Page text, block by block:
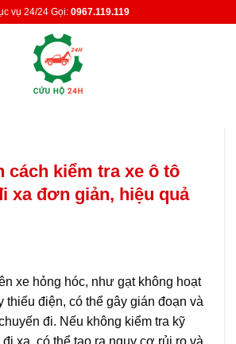
vụ 24/24 Gọi: 0967.119.119
cách kiểm tra xe ô tô
xa đơn giản, hiệu quả
xe hỏng hóc, như gạt không hoạt
thiếu điện, có thể gây gián đoạn và
đi. Nếu không kiểm tra kỹ
xa, có thể tạo ra nguy cơ rủi ro và